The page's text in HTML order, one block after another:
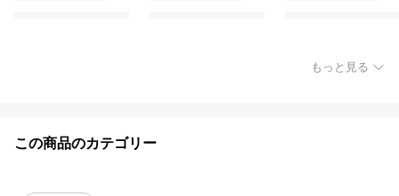
もっと見る
この商品のカテゴリー